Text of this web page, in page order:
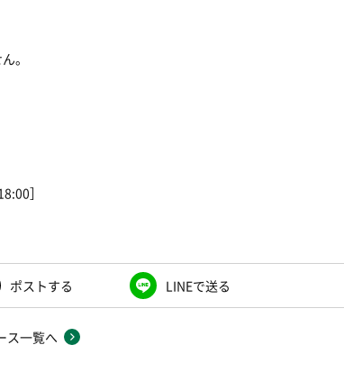
。
］
ポストする LINEで送る
ス一覧へ